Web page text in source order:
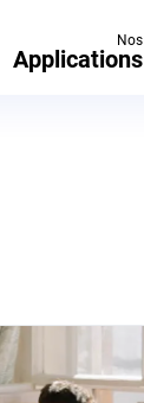
Nos
Applications